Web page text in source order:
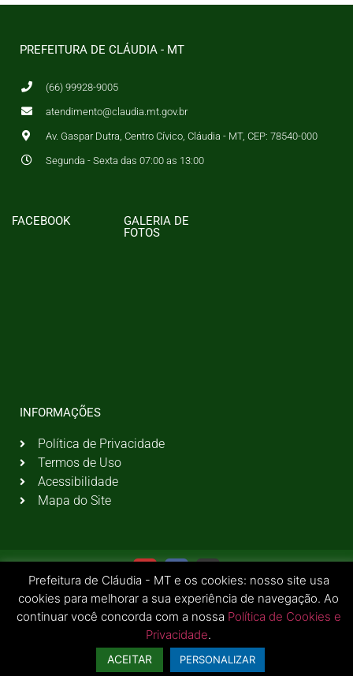
PREFEITURA DE CLÁUDIA - MT
(66) 99928-9005
atendimento@claudia.mt.gov.br
Av. Gaspar Dutra, Centro Cívico, Cláudia - MT, CEP: 78540-000
Segunda - Sexta das 07:00 as 13:00
FACEBOOK
GALERIA DE
FOTOS
INFORMAÇÕES
Política de Privacidade
Termos de Uso
Acessibilidade
Mapa do Site
© 2026 Todos os Direitos Reservados | Prefeitura Municipal de Cláudia - MT
Prefeitura de Cláudia - MT e os cookies: nosso site usa
cookies para melhorar a sua experiência de navegação. Ao
continuar você concorda com a nossa Política de Cookies e
Privacidade.
ACEITAR PERSONALIZAR